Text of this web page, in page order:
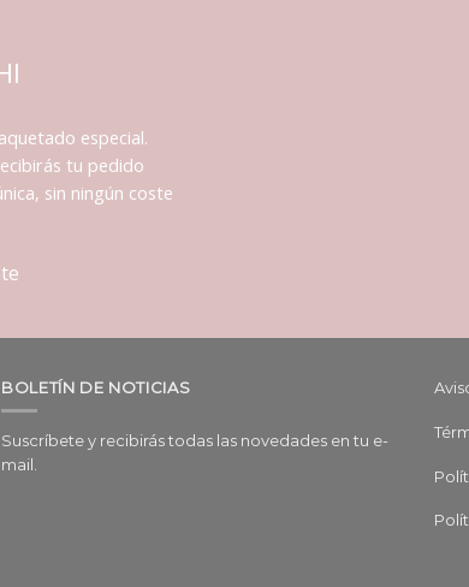
especial.
tu pedido
sin ningún coste
BOLETÍN DE NOTICIAS
Suscríbete y recibirás todas las novedades en tu e-
mail.